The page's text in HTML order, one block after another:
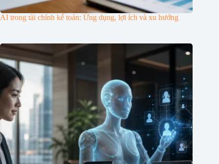
AI trong tài chính kế toán: Ứng dụng, lợi ích và xu hướng